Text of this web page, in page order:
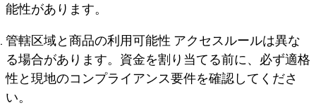
能性があります。
管轄区域と商品の利用可能性 アクセスルールは異な
る場合があります。資金を割り当てる前に、必ず適格
性と現地のコンプライアンス要件を確認してくださ
い。